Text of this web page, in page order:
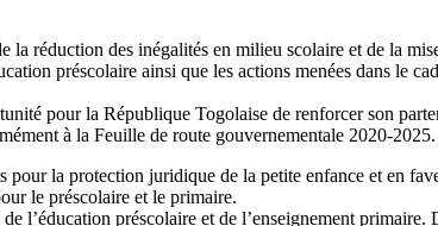
la réduction des inégalités en milieu scolaire et de la
préscolaire ainsi que les actions menées dans le
pour la République Togolaise de renforcer son
à la Feuille de route gouvernementale 2020-2025.
pour la protection juridique de la petite enfance et en
le préscolaire et le primaire.
l’éducation préscolaire et de l’enseignement